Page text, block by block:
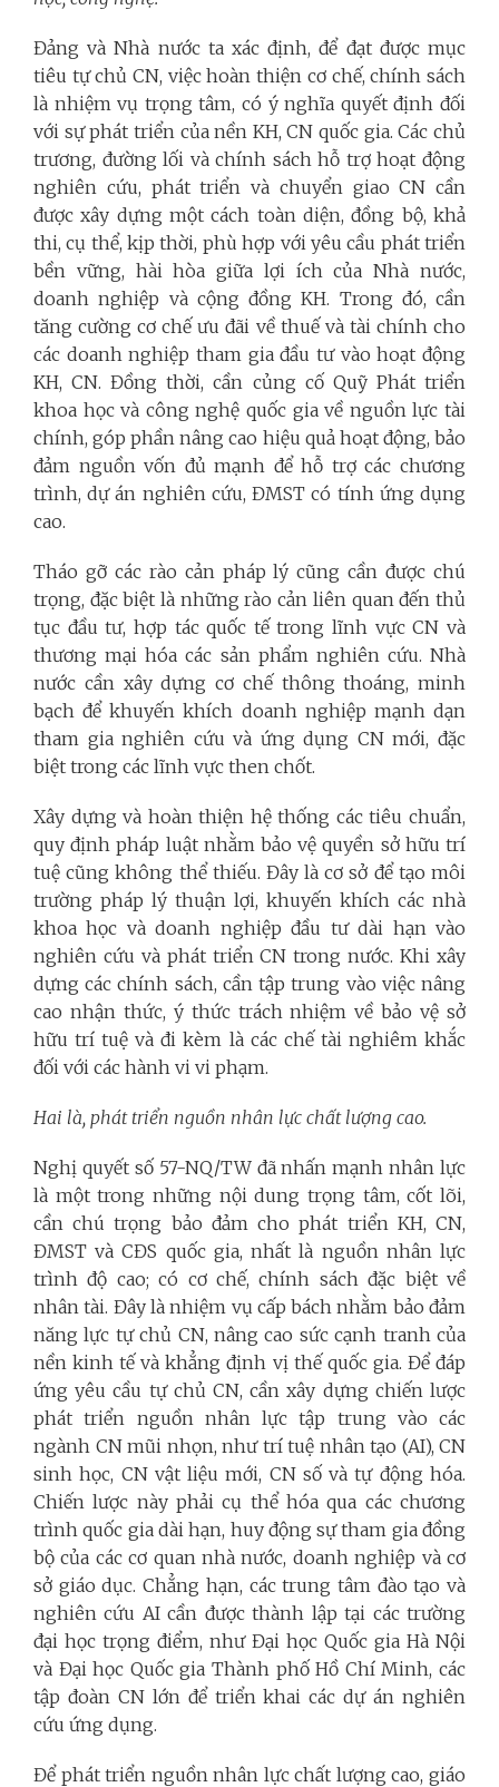
Đảng và Nhà nước ta xác định, để đạt được mục
tiêu tự chủ CN, việc hoàn thiện cơ chế, chính sách
là nhiệm vụ trọng tâm, có ý nghĩa quyết định đối
với sự phát triển của nền KH, CN quốc gia. Các chủ
trương, đường lối và chính sách hỗ trợ hoạt động
nghiên cứu, phát triển và chuyển giao CN cần
được xây dựng một cách toàn diện, đồng bộ, khả
thi, cụ thể, kịp thời, phù hợp với yêu cầu phát triển
bền vững, hài hòa giữa lợi ích của Nhà nước,
doanh nghiệp và cộng đồng KH. Trong đó, cần
tăng cường cơ chế ưu đãi về thuế và tài chính cho
các doanh nghiệp tham gia đầu tư vào hoạt động
KH, CN. Đồng thời, cần củng cố Quỹ Phát triển
khoa học và công nghệ quốc gia về nguồn lực tài
chính, góp phần nâng cao hiệu quả hoạt động, bảo
đảm nguồn vốn đủ mạnh để hỗ trợ các chương
trình, dự án nghiên cứu, ĐMST có tính ứng dụng
cao.
Tháo gỡ các rào cản pháp lý cũng cần được chú
trọng, đặc biệt là những rào cản liên quan đến thủ
tục đầu tư, hợp tác quốc tế trong lĩnh vực CN và
thương mại hóa các sản phẩm nghiên cứu. Nhà
nước cần xây dựng cơ chế thông thoáng, minh
bạch để khuyến khích doanh nghiệp mạnh dạn
tham gia nghiên cứu và ứng dụng CN mới, đặc
biệt trong các lĩnh vực then chốt.
Xây dựng và hoàn thiện hệ thống các tiêu chuẩn,
quy định pháp luật nhằm bảo vệ quyền sở hữu trí
tuệ cũng không thể thiếu. Đây là cơ sở để tạo môi
trường pháp lý thuận lợi, khuyến khích các nhà
khoa học và doanh nghiệp đầu tư dài hạn vào
nghiên cứu và phát triển CN trong nước. Khi xây
dựng các chính sách, cần tập trung vào việc nâng
cao nhận thức, ý thức trách nhiệm về bảo vệ sở
hữu trí tuệ và đi kèm là các chế tài nghiêm khắc
đối với các hành vi vi phạm.
Hai là, phát triển nguồn nhân lực chất lượng cao.
Nghị quyết số 57-NQ/TW đã nhấn mạnh nhân lực
là một trong những nội dung trọng tâm, cốt lõi,
cần chú trọng bảo đảm cho phát triển KH, CN,
ĐMST và CĐS quốc gia, nhất là nguồn nhân lực
trình độ cao; có cơ chế, chính sách đặc biệt về
nhân tài. Đây là nhiệm vụ cấp bách nhằm bảo đảm
năng lực tự chủ CN, nâng cao sức cạnh tranh của
nền kinh tế và khẳng định vị thế quốc gia. Để đáp
ứng yêu cầu tự chủ CN, cần xây dựng chiến lược
phát triển nguồn nhân lực tập trung vào các
ngành CN mũi nhọn, như trí tuệ nhân tạo (AI), CN
sinh học, CN vật liệu mới, CN số và tự động hóa.
Chiến lược này phải cụ thể hóa qua các chương
trình quốc gia dài hạn, huy động sự tham gia đồng
bộ của các cơ quan nhà nước, doanh nghiệp và cơ
sở giáo dục. Chẳng hạn, các trung tâm đào tạo và
nghiên cứu AI cần được thành lập tại các trường
đại học trọng điểm, như Đại học Quốc gia Hà Nội
và Đại học Quốc gia Thành phố Hồ Chí Minh, các
tập đoàn CN lớn để triển khai các dự án nghiên
cứu ứng dụng.
Để phát triển nguồn nhân lực chất lượng cao, giáo